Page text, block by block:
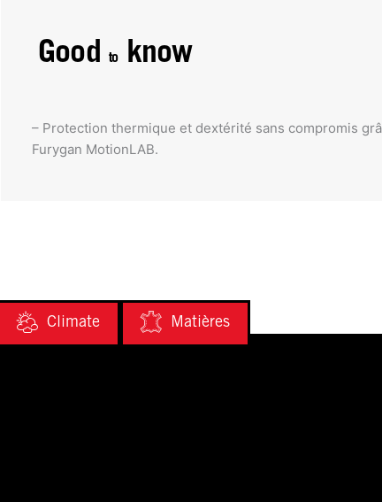
Good toknow
– Protection thermique et dextérité sans compromis
Furygan MotionLAB.
Climate Matières